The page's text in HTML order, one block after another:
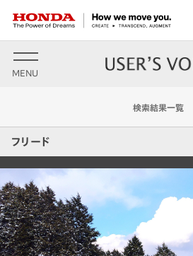
MENU
検索結果一覧
フリード